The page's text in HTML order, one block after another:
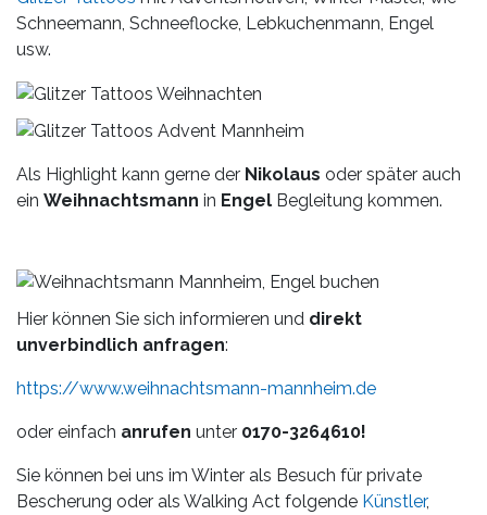
Schneemann, Schneeflocke, Lebkuchenmann, Engel
usw.
Als Highlight kann gerne der Nikolaus oder später auch
ein Weihnachtsmann in Engel Begleitung kommen.
Hier können Sie sich informieren und direkt
unverbindlich anfragen:
https://www.weihnachtsmann-mannheim.de
oder einfach anrufen unter 0170-3264610!
Sie können bei uns im Winter als Besuch für private
Bescherung oder als Walking Act folgende Künstler,